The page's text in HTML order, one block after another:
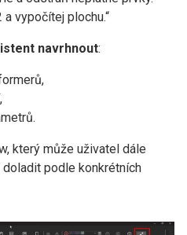
vypočítej plochu.“
navrhnout:
který může uživatel dále
podle konkrétních